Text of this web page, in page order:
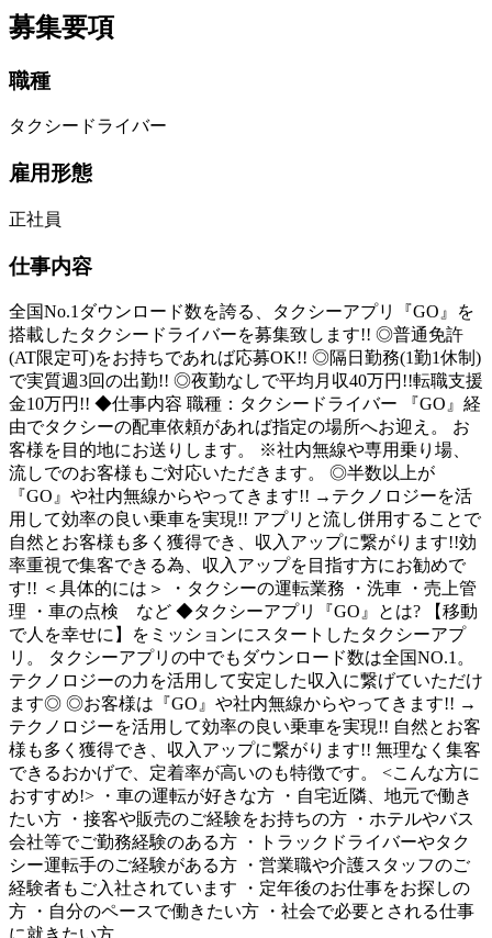
募集要項
職種
タクシードライバー
雇用形態
正社員
仕事内容
全国No.1ダウンロード数を誇る、タクシーアプリ『GO』を
搭載したタクシードライバーを募集致します!! ◎普通免許
(AT限定可)をお持ちであれば応募OK!! ◎隔日勤務(1勤1休制)
で実質週3回の出勤!! ◎夜勤なしで平均月収40万円!!転職支援
金10万円!! ◆仕事内容 職種：タクシードライバー 『GO』経
由でタクシーの配車依頼があれば指定の場所へお迎え。 お
客様を目的地にお送りします。 ※社内無線や専用乗り場、
流しでのお客様もご対応いただきます。 ◎半数以上が
『GO』や社内無線からやってきます!! →テクノロジーを活
用して効率の良い乗車を実現!! アプリと流し併用することで
自然とお客様も多く獲得でき、収入アップに繋がります!!効
率重視で集客できる為、収入アップを目指す方にお勧めで
す!! ＜具体的には＞ ・タクシーの運転業務 ・洗車 ・売上管
理 ・車の点検 など ◆タクシーアプリ『GO』とは? 【移動
で人を幸せに】をミッションにスタートしたタクシーアプ
リ。 タクシーアプリの中でもダウンロード数は全国NO.1。
テクノロジーの力を活用して安定した収入に繋げていただけ
ます◎ ◎お客様は『GO』や社内無線からやってきます!! →
テクノロジーを活用して効率の良い乗車を実現!! 自然とお客
様も多く獲得でき、収入アップに繋がります!! 無理なく集客
できるおかげで、定着率が高いのも特徴です。 <こんな方に
おすすめ!> ・車の運転が好きな方 ・自宅近隣、地元で働き
たい方 ・接客や販売のご経験をお持ちの方 ・ホテルやバス
会社等でご勤務経験のある方 ・トラックドライバーやタク
シー運転手のご経験がある方 ・営業職や介護スタッフのご
経験者もご入社されています ・定年後のお仕事をお探しの
方 ・自分のペースで働きたい方 ・社会で必要とされる仕事